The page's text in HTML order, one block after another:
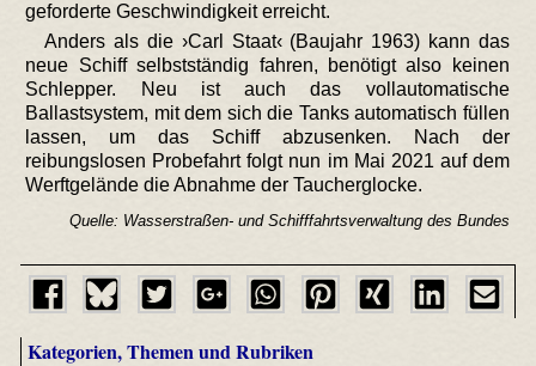
geforderte Geschwindigkeit erreicht.
Anders als die ›Carl Staat‹ (Baujahr 1963) kann das
neue Schiff selbstständig fahren, benötigt also keinen
Schlepper. Neu ist auch das vollautomatische
Ballastsystem, mit dem sich die Tanks automatisch füllen
lassen, um das Schiff abzusenken. Nach der
reibungslosen Probefahrt folgt nun im Mai 2021 auf dem
Werftgelände die Abnahme der Taucherglocke.
Quelle: Wasserstraßen- und Schifffahrtsverwaltung des Bundes
Kategorien, Themen und Rubriken